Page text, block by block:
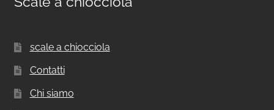
scale a chiocciola
Contatti
Chi siamo